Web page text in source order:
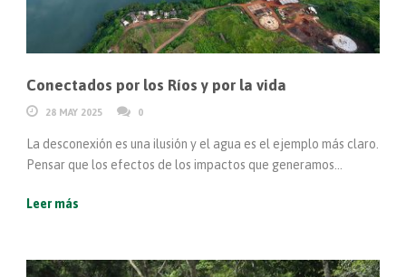
Conectados por los Ríos y por la vida
28 MAY 2025 0
La desconexión es una ilusión y el agua es el ejemplo más claro.
Pensar que los efectos de los impactos que generamos...
Leer más